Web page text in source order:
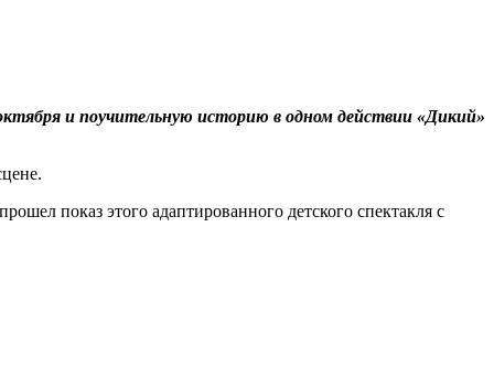
и поучительную историю в одном действии «Дикий»
показ этого адаптированного детского спектакля с